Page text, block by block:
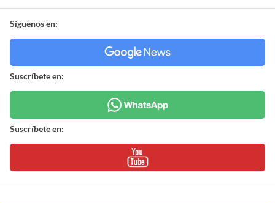
Síguenos en:
Suscríbete en:
Suscríbete en: